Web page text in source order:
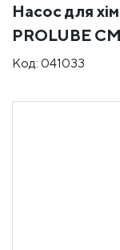
Насос для
PROLUBE
Код: 041033